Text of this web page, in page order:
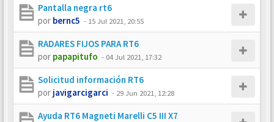
Pantalla negra rt6
por bernc5 - 15 Jul 2021, 20:55
RADARES FIJOS PARA RT6
por papapitufo - 04 Jul 2021, 17:32
Solicitud información RT6
por javigarcigarci - 29 Jun 2021, 12:28
Ayuda RT6 Magneti Marelli C5 III X7